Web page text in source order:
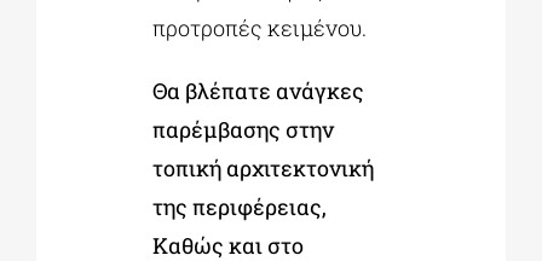
προτροπές κειμένου.
Θα βλέπατε ανάγκες
παρέμβασης στην
τοπική αρχιτεκτονική
της περιφέρειας,
Καθώς και στο